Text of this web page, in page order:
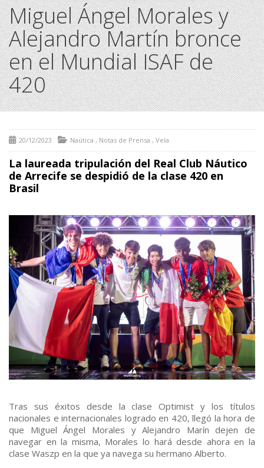
Miguel Ángel Morales y
Alejandro Martín bronce
en el Mundial ISAF de
420
20/12/2023 Naútica , Notas de Prensa , Vela
La laureada tripulación del Real Club Náutico
de Arrecife se despidió de la clase 420 en
Brasil
Tras sus éxitos desde la clase Optimist y los títulos
nacionales e internacionales logrado en 420, llegó la hora de
que Miguel Ángel Morales y Alejandro Marín dejen de
navegar en la misma, Morales lo hará desde ahora en la
clase Waszp en la que ya navega su hermano Alberto.